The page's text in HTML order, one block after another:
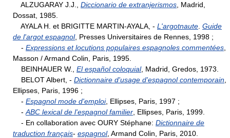
ALZUGARAY J.J., Diccionario de extranjerismos , Madrid,
Dossat, 1985.
AYALA H. et BRIGITTE MARTIN-AYALA, - L'argotnaute Guide
de l'argot espagnol, Presses Universitaires de Rennes, 1998 ;
- Expressions et locutions populaires espagnoles commentées
Masson / Armand Colin, Paris, 1995.
BEINHAUER W., El español coloquial, Madrid, Gredos, 1973.
BELOT Albert, - Dictionnaire d'usage d'espagnol contemporain
Ellipses, Paris, 1996 ;
- Espagnol mode d'emploi, Ellipses, Paris, 1997 ;
- ABC lexical de l'espagnol familier , Ellipses, Paris, 1999.
- En collaboration avec OURY Stéphane: Dictionnaire de
traduction français- espagnol, Armand Colin, Paris, 2010.